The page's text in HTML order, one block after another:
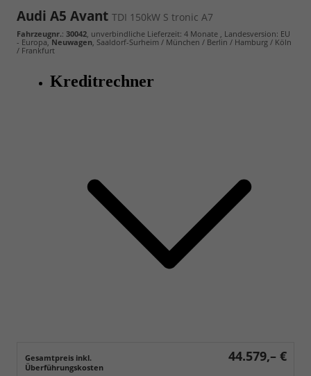
Audi A5 Avant TDI 150kW S tronic A7
Fahrzeugnr.: 30042, unverbindliche Lieferzeit: 4 Monate , Landesversion: EU
- Europa,Neuwagen, Saaldorf-Surheim / München / Berlin / Hamburg / Köln
/ Frankfurt
Gesamtpreis inkl.
Überführungskosten
44.579,– €